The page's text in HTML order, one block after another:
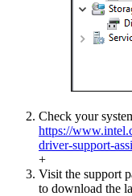
Check your
https://
driver-support-
+
Visit the support
to download the